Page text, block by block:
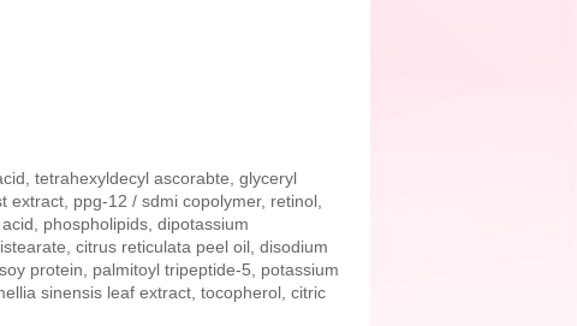
tetrahexyldecyl ascorabte, glyceryl
ppg-12 / sdmi copolymer, retinol,
phospholipids, dipotassium
citrus reticulata peel oil, disodium
protein, palmitoyl tripeptide-5, potassium
sinensis leaf extract, tocopherol, citric